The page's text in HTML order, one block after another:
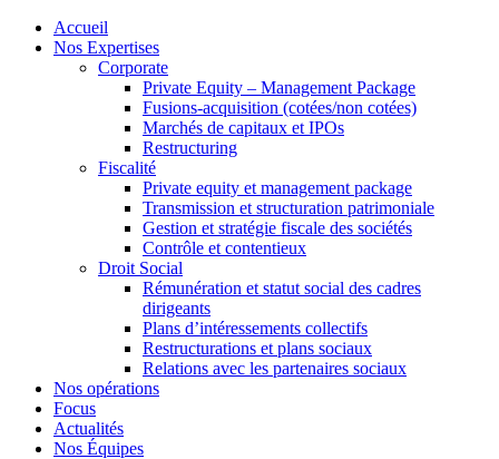
Accueil
Nos Expertises
Corporate
Private Equity – Management Package
Fusions-acquisition (cotées/non cotées)
Marchés de capitaux et IPOs
Restructuring
Fiscalité
Private equity et management package
Transmission et structuration patrimoniale
Gestion et stratégie fiscale des sociétés
Contrôle et contentieux
Droit Social
Rémunération et statut social des cadres
dirigeants
Plans d’intéressements collectifs
Restructurations et plans sociaux
Relations avec les partenaires sociaux
Nos opérations
Focus
Actualités
Nos Équipes